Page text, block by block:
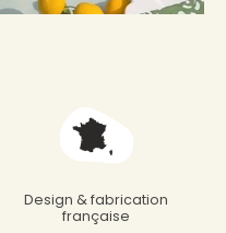
Design & fabrication
française